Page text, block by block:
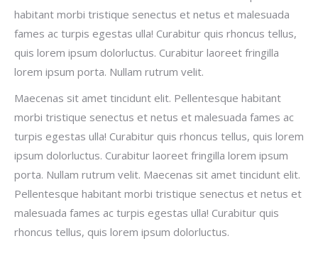
habitant morbi tristique senectus et netus et malesuada
fames ac turpis egestas ulla! Curabitur quis rhoncus tellus,
quis lorem ipsum dolorluctus. Curabitur laoreet fringilla
lorem ipsum porta. Nullam rutrum velit.
Maecenas sit amet tincidunt elit. Pellentesque habitant
morbi tristique senectus et netus et malesuada fames ac
turpis egestas ulla! Curabitur quis rhoncus tellus, quis lorem
ipsum dolorluctus. Curabitur laoreet fringilla lorem ipsum
porta. Nullam rutrum velit. Maecenas sit amet tincidunt elit.
Pellentesque habitant morbi tristique senectus et netus et
malesuada fames ac turpis egestas ulla! Curabitur quis
rhoncus tellus, quis lorem ipsum dolorluctus.